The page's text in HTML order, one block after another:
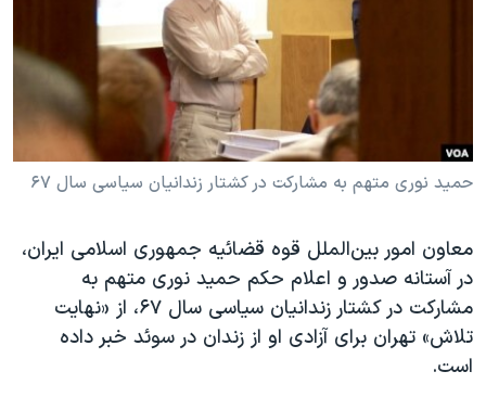
فرهنگ و زندگی
حقوق شهروندی
اسرائیل در جنگ
آرشیو پخش زنده
انتخابات ریاست جمهوری آمریکا ۲۰۲۴
حمله جمهوری اسلامی به اسرائیل
ورزش زنان در ایران
مجموعه مستندهای دادخواهی
تریبونال مردمی آبان ۹۸
دادگاه حمید نوری
چهل سال گروگان‌گیری
زبانهای مختلف
حمید نوری متهم به مشارکت در کشتار زندانیان سیاسی سال ۶۷
معاون امور بین‌الملل قوه قضائیه جمهوری اسلامی ایران،
در آستانه صدور و اعلام حکم حمید نوری متهم به
مشارکت در کشتار زندانیان سیاسی سال ۶۷، از «نهایت
تلاش» تهران برای آزادی او از زندان در سوئد خبر داده
است.